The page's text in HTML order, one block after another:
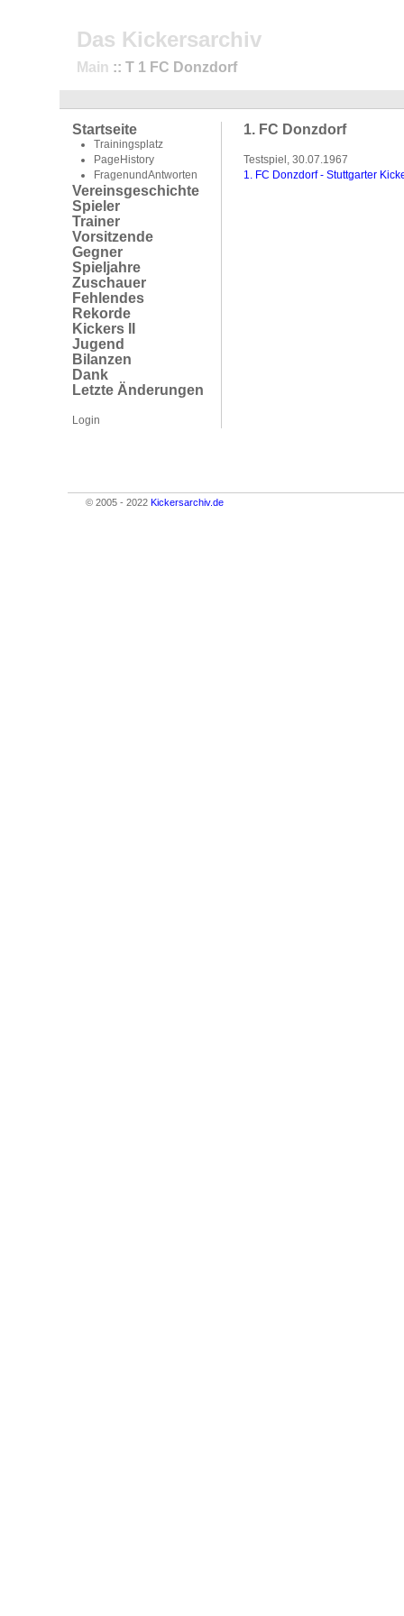
Das Kickersarchiv
Main :: T 1 FC Donzdorf
Startseite
Trainingsplatz
PageHistory
FragenundAntworten
Vereinsgeschichte
Spieler
Trainer
Vorsitzende
Gegner
Spieljahre
Zuschauer
Fehlendes
Rekorde
Kickers II
Jugend
Bilanzen
Dank
Letzte Änderungen
Login
1. FC Donzdorf
Testspiel, 30.07.1967
1. FC Donzdorf - Stuttgarter
© 2005 - 2022 Kickersarchiv.de